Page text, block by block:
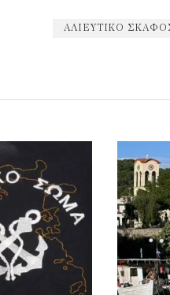
ΑΛΙΕΥΤΙΚΌ